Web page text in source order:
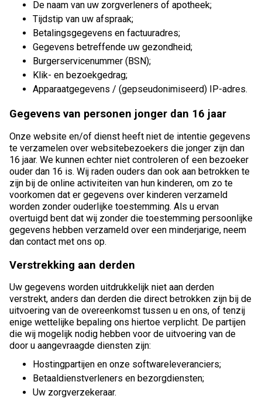
De naam van uw zorgverleners of apotheek;
Tijdstip van uw afspraak;
Betalingsgegevens en factuuradres;
Gegevens betreffende uw gezondheid;
Burgerservicenummer (BSN);
Klik- en bezoekgedrag;
Apparaatgegevens / (gepseudonimiseerd) IP-adres.
Gegevens van personen jonger dan 16 jaar
Onze website en/of dienst heeft niet de intentie gegevens
te verzamelen over websitebezoekers die jonger zijn dan
16 jaar. We kunnen echter niet controleren of een bezoeker
ouder dan 16 is. Wij raden ouders dan ook aan betrokken te
zijn bij de online activiteiten van hun kinderen, om zo te
voorkomen dat er gegevens over kinderen verzameld
worden zonder ouderlijke toestemming. Als u ervan
overtuigd bent dat wij zonder die toestemming persoonlijke
gegevens hebben verzameld over een minderjarige, neem
dan contact met ons op.
Verstrekking aan derden
Uw gegevens worden uitdrukkelijk niet aan derden
verstrekt, anders dan derden die direct betrokken zijn bij de
uitvoering van de overeenkomst tussen u en ons, of tenzij
enige wettelijke bepaling ons hiertoe verplicht. De partijen
die wij mogelijk nodig hebben voor de uitvoering van de
door u aangevraagde diensten zijn:
Hostingpartijen en onze softwareleveranciers;
Betaaldienstverleners en bezorgdiensten;
Uw zorgverzekeraar.